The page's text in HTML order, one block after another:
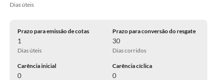
Dias úteis
Prazo para emissão de cotas
1
Dias úteis
Prazo para conversão do resgate
30
Dias corridos
Carência inicial
0
Carência cíclica
0